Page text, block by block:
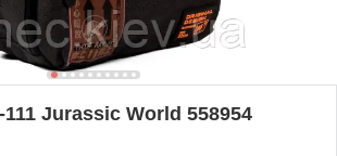
111 Jurassic World 558954